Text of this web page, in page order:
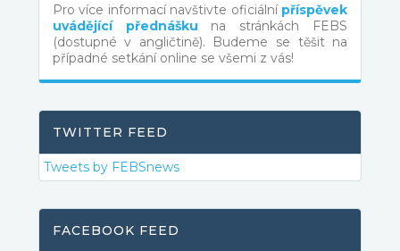
Pro více informací navštivte oficiální příspěvek
uvádějící přednášku na stránkách FEBS
(dostupné v angličtině). Budeme se těšit na
případné setkání online se všemi z vás!
TWITTER FEED
Tweets by FEBSnews
FACEBOOK FEED